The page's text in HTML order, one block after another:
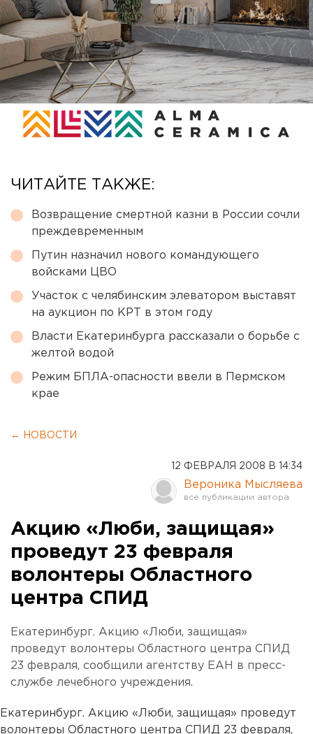
ЧИТАЙТЕ ТАКЖЕ:
Возвращение смертной казни в России сочли
преждевременным
Путин назначил нового командующего
войсками ЦВО
Участок с челябинским элеватором выставят
на аукцион по КРТ в этом году
Власти Екатеринбурга рассказали о борьбе с
желтой водой
Режим БПЛА-опасности ввели в Пермском
крае
← НОВОСТИ
12 ФЕВРАЛЯ 2008 В 14:34
Вероника Мысляева
Акцию «Люби, защищая»
проведут 23 февраля
волонтеры Областного
центра СПИД
Екатеринбург. Акцию «Люби, защищая»
проведут волонтеры Областного центра СПИД
23 февраля, сообщили агентству ЕАН в пресс-
службе лечебного учреждения.
Екатеринбург. Акцию «Люби, защищая» проведут
волонтеры Областного центра СПИД 23 февраля,